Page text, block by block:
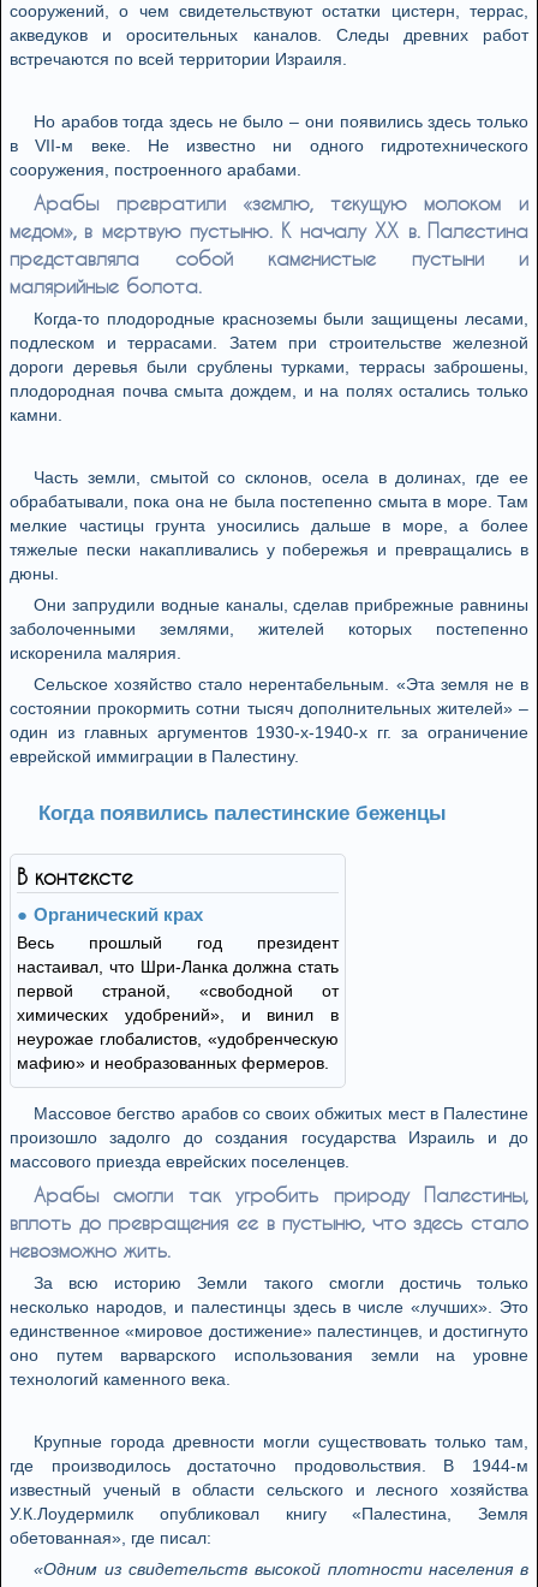
сооружений, о чем свидетельствуют остатки цистерн, террас,
акведуков и оросительных каналов. Следы древних работ
встречаются по всей территории Израиля.
Но арабов тогда здесь не было – они появились здесь только
в VII-м веке. Не известно ни одного гидротехнического
сооружения, построенного арабами.
Арабы превратили «землю, текущую молоком и
медом», в мертвую пустыню. К началу XX в. Палестина
представляла собой каменистые пустыни и
малярийные болота.
Когда-то плодородные красноземы были защищены лесами,
подлеском и террасами. Затем при строительстве железной
дороги деревья были срублены турками, террасы заброшены,
плодородная почва смыта дождем, и на полях остались только
камни.
Часть земли, смытой со склонов, осела в долинах, где ее
обрабатывали, пока она не была постепенно смыта в море. Там
мелкие частицы грунта уносились дальше в море, а более
тяжелые пески накапливались у побережья и превращались в
дюны.
Они запрудили водные каналы, сделав прибрежные равнины
заболоченными землями, жителей которых постепенно
искоренила малярия.
Сельское хозяйство стало нерентабельным. «Эта земля не в
состоянии прокормить сотни тысяч дополнительных жителей» –
один из главных аргументов 1930-х-1940-х гг. за ограничение
еврейской иммиграции в Палестину.
Когда появились палестинские беженцы
В контексте
Органический крах
Весь прошлый год президент
настаивал, что Шри-Ланка должна стать
первой страной, «свободной от
химических удобрений», и винил в
неурожае глобалистов, «удобренческую
мафию» и необразованных фермеров.
Массовое бегство арабов со своих обжитых мест в Палестине
произошло задолго до создания государства Израиль и до
массового приезда еврейских поселенцев.
Арабы смогли так угробить природу Палестины,
вплоть до превращения ее в пустыню, что здесь стало
невозможно жить.
За всю историю Земли такого смогли достичь только
несколько народов, и палестинцы здесь в числе «лучших». Это
единственное «мировое достижение» палестинцев, и достигнуто
оно путем варварского использования земли на уровне
технологий каменного века.
Крупные города древности могли существовать только там,
где производилось достаточно продовольствия. В 1944-м
известный ученый в области сельского и лесного хозяйства
У.К.Лоудермилк опубликовал книгу «Палестина, Земля
обетованная», где писал:
«Одним из свидетельств высокой плотности населения в